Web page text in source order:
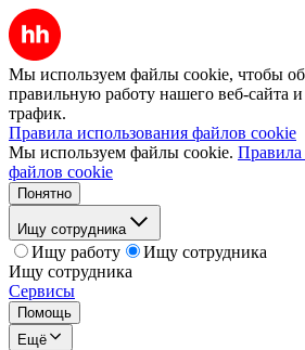
Мы используем файлы cookie, чтобы
правильную работу нашего веб-сайта и
трафик.
Правила использования файлов cookie
Мы используем файлы cookie. Правила
файлов cookie
Понятно
Ищу сотрудника
Ищу работу
Ищу сотрудника
Ищу сотрудника
Сервисы
Помощь
Ещё